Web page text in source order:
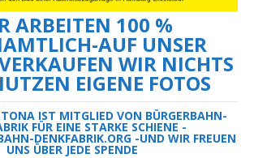
ARBEITEN 100 %
AUF UNSER
WIR NICHTS
EIGENE FOTOS
IST MITGLIED VON BÜRGERBAHN-
FÜR EINE STARKE SCHIENE -
DENKFABRIK.ORG -UND WIR FREUEN
UNS ÜBER JEDE SPENDE